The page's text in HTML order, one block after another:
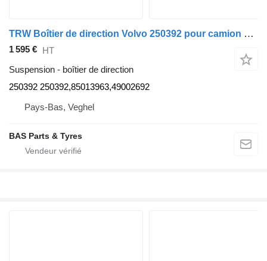
TRW Boîtier de direction Volvo 250392 pour camion TRW
1 595 € HT
Suspension - boîtier de direction
250392 250392,85013963,49002692
Pays-Bas, Veghel
BAS Parts & Tyres